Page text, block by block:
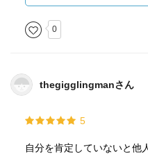
人は、最も印象深かった
事全体の印象を決める。
つまりピークとエンドの
# 単純接触の原理
つまり何よりも、まずは
大切。
0
thegigglingmanさん
5
自分を肯定していないと他